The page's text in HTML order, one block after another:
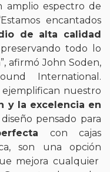
amplio espectro de
encantados
de alta calidad
todo lo
afirmó John Soden,
International.
ejemplifican nuestro
y la excelencia en
pensado para
con cajas
son una opción
mejora cualquier